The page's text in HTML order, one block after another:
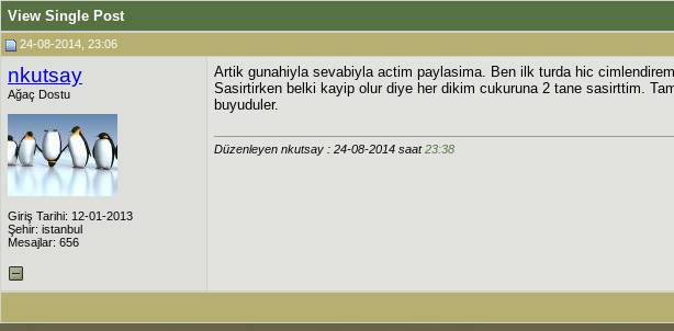
View Single Post
24-08-2014, 23:06
nkutsay
Ağaç Dostu
Giriş Tarihi: 12-01-2013
Şehir: istanbul
Mesajlar: 656
Artik gunahiyla sevabiyla actim paylasima. Ben ilk turda hic
Sasirtirken belki kayip olur diye her dikim cukuruna 2 tane sasirttim.
buyuduler.
Düzenleyen nkutsay : 24-08-2014 saat23:38